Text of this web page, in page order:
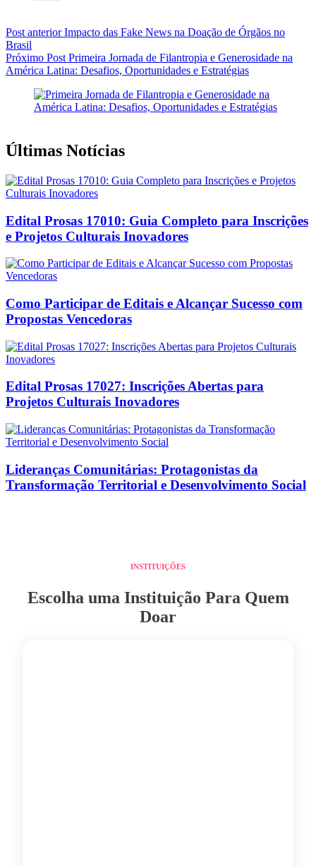
Post anteriorImpacto das Fake News na Doação de Órgãos no
Brasil
Próximo Post Primeira Jornada de Filantropia e Generosidade na
América Latina: Desafios, Oportunidades e Estratégias
Últimas Notícias
Edital Prosas 17010: Guia Completo para Inscrições
e Projetos Culturais Inovadores
Como Participar de Editais e Alcançar Sucesso com
Propostas Vencedoras
Edital Prosas 17027: Inscrições Abertas para
Projetos Culturais Inovadores
Lideranças Comunitárias: Protagonistas da
Transformação Territorial e Desenvolvimento Social
INSTITUIÇÕES
Escolha uma Instituição Para Quem
Doar